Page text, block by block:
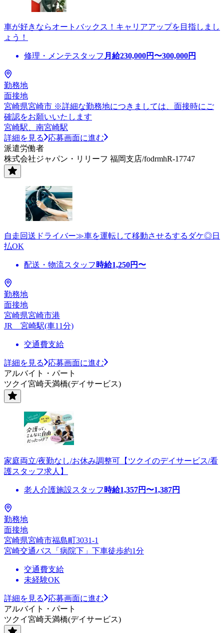
車が好きならオートバックス！キャリアアップを目指しまし
ょう！
修理・メンテスタッフ 月給230,000円〜300,000円
勤務地
面接地
宮崎県宮崎市 ※詳細な勤務地につきましては、面接時にご
確認をお願いいたします
宮崎駅、南宮崎駅
詳細を見る
応募画面に進む
派遣労働者
株式会社ジャパン・リリーフ 福岡支店/fodrmhR-17747
自走回送ドライバー≫車を運転して移動させるするダケ◎日
払OK
配送・物流スタッフ 時給1,250円〜
勤務地
面接地
宮崎県宮崎市港
JR 宮崎駅(車11分)
交通費支給
詳細を見る
応募画面に進む
アルバイト・パート
ツクイ宮崎天満橋(デイサービス)
家庭両立/夜勤なし/お休み調整可【ツクイのデイサービス/看
護スタッフ求人】
老人介護施設スタッフ 時給1,357円〜1,387円
勤務地
面接地
宮崎県宮崎市福島町3031-1
宮崎交通バス「病院下」下車徒歩約1分
交通費支給
未経験OK
詳細を見る
応募画面に進む
アルバイト・パート
ツクイ宮崎天満橋(デイサービス)